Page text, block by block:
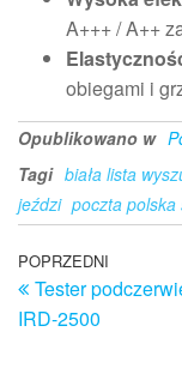
A+++ / A++
obiegami i
Opublikowano w
Tagi biała lista
jeździ poczta
Nawigacja
wpisu
Poprzedni
wpis
POPRZEDNI
Tester
IRD-2500